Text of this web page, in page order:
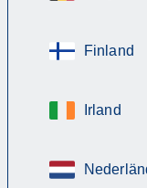
Finland
Irland